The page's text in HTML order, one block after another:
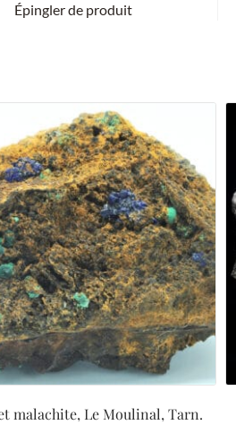
Épingler de produit
malachite, Le Moulinal, Tarn.